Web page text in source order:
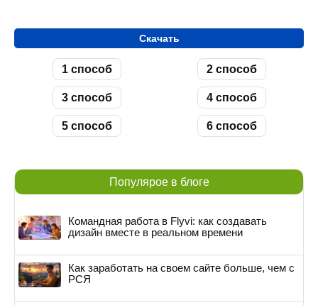
Скачать
1 способ 2 способ
3 способ 4 способ
5 способ 6 способ
Популярое в блоге
Командная работа в Flyvi: как создавать
дизайн вместе в реальном времени
Как заработать на своем сайте больше, чем с
РСЯ